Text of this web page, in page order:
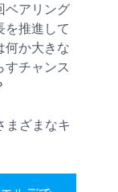
ベアリング
を推進して
何か大きな
すチャンス
まざまなキ